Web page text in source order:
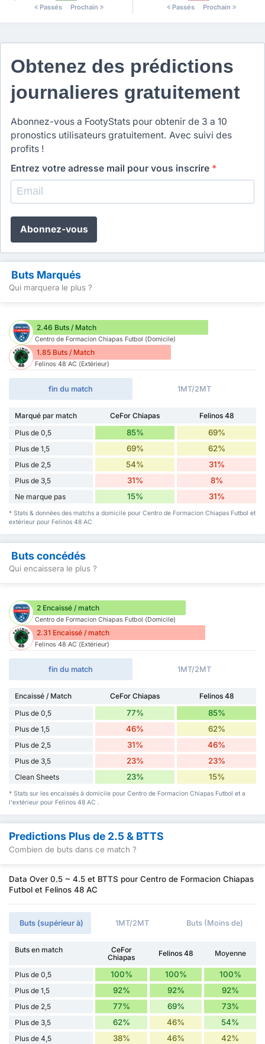
Chiapas FutbolPassés Prochain Passés Prochain
Obtenez des prédictions
journalieres gratuitement
Abonnez-vous a FootyStats pour obtenir de 3 a 10
pronostics utilisateurs gratuitement. Avec suivi des
profits !
Entrez votre adresse mail pour vous inscrire *
Abonnez-vous
Buts Marqués
Qui marquera le plus ?
2.46 Buts / Match
Centro de Formacion Chiapas Futbol (Domicile)
1.85 Buts / Match
Felinos 48 AC (Extérieur)
fin du match 1MT/2MT
Marqué par match CeFor Chiapas
Felinos 48
Plus de 0,5
85% 69%
Plus de 1,5 69% 62%
Plus de 2,5 54% 31%
Plus de 3,5 31% 8%
Ne marque pas 15% 31%
* Stats & données des matchs a domicile pour Centro de Formacion Chiapas Futbol et
extérieur pour Felinos 48 AC
Buts concédés
Qui encaissera le plus ?
2 Encaissé / match
Centro de Formacion Chiapas Futbol (Domicile)
2.31 Encaissé / match
Felinos 48 AC (Extérieur)
fin du match 1MT/2MT
Encaissé / Match CeFor Chiapas
Felinos 48
Plus de 0,5
77% 85%
Plus de 1,5 46% 62%
Plus de 2,5 31% 46%
Plus de 3,5 23% 23%
Clean Sheets 23% 15%
* Stats sur les encaissés à domicile pour Centro de Formacion Chiapas Futbol et a
l'extérieur pour Felinos 48 AC .
Predictions Plus de 2.5 & BTTS
Combien de buts dans ce match ?
Data Over 0.5 ~ 4.5 et BTTS pour Centro de Formacion Chiapas
Futbol et Felinos 48 AC
Buts (supérieur à) 1MT/2MT Buts (Moins de)
Buts en match
CeFor
Chiapas
Felinos 48 Moyenne
Plus de 0,5 100% 100% 100%
Plus de 1,5 92% 92% 92%
Plus de 2,5 77% 69% 73%
Plus de 3,5 62% 46% 54%
Plus de 4,5 38% 46% 42%